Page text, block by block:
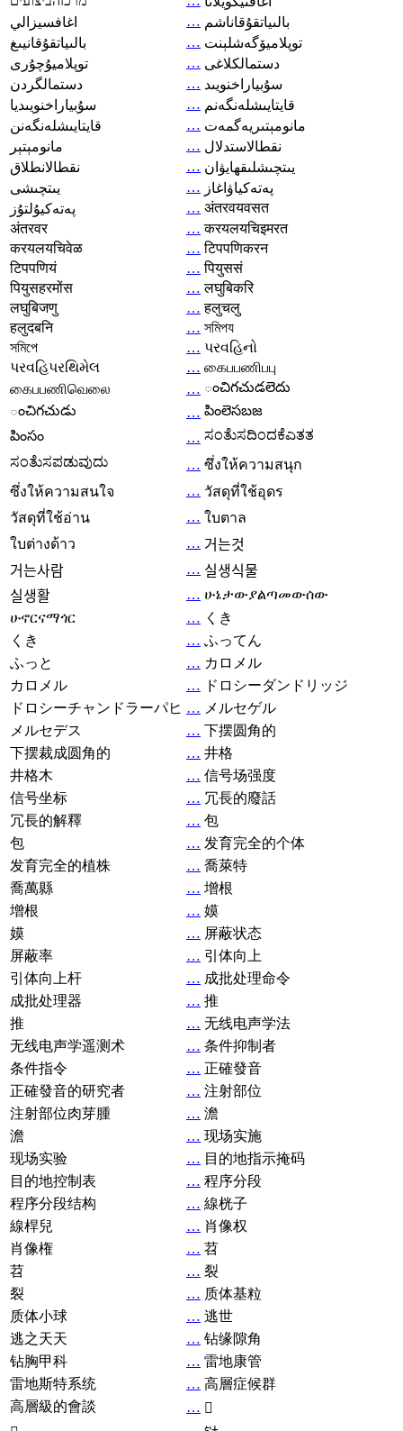
اغافسيزالي
… بالىياتقۇقاناشم
بالىياتقۇقانيىغ
… توپلاميۆگەشلېنت
توپلاميۇچۇرى
… دستمالکلاغی
دستمالگردن
… سۇبياراخنويىد
سۇبياراخنويىديا
… قايتايىشلەنگەنم
قايتايىشلەنگەنن
… مانومېتىريەگمەت
مانومېتېر
… نقطالاستدلال
نقطالانطلاق
… يىتچىشلىقھايۋان
يىتچىشى
… پەتەكياۋاغاز
پەتەكيۇلتۇز
… अंतरवयवसत
अंतरवर
… करयलयचिइमरत
करयलयचिवेळ
… टिपपणिकरन
टिपपणियं
… पियुससं
पियुसहरमोंस
… लघुबिकरि
लघुबिजणु
… हलुचलु
हलुदबनि
… সমিপয
সমিপে
… પરવહિનો
પરવહિપરથિમેલ
… கைபபணிபபு
கைபபணிவெலை
… ంచిగచుడలెదు
ంచిగచుడు
… పింలెసబజ
పింసం
… ಸಂತೆುಸದಿಂದಕೆಎತತ
ಸಂತೆುಸಪಡುವುದು
… ซึ่งให้ความสนุก
ซึ่งให้ความสนใจ
… วัสดุที่ใช้อุดร
วัสดุที่ใช้อ่าน
… ใบตาล
ใบต่างด้าว
… 거는것
거는사람
… 실생식물
실생활
… ሁኔታውያልጣመውሰው
ሁኖርናማጎር
… くき
くき
… ふってん
ふっと
… カロメル
カロメル
… ドロシーダンドリッジ
ドロシーチャンドラーパヒ … メルセゲル
メルセデス
… 下摆圆角的
下摆裁成圆角的
… 井格
井格木
… 信号场强度
信号坐标
… 冗長的廢話
冗長的解釋
… 包
包
… 发育完全的个体
发育完全的植株
… 喬萊特
喬萬縣
… 增根
增根
… 嫫
嫫
… 屏蔽状态
屏蔽率
… 引体向上
引体向上杆
… 成批处理命令
成批处理器
… 推
推
… 无线电声学法
无线电声学遥测术
… 条件抑制者
条件指令
… 正確發音
正確發音的研究者
… 注射部位
注射部位肉芽腫
… 澹
澹
… 现场实施
现场实验
… 目的地指示掩码
目的地控制表
… 程序分段
程序分段结构
… 線桄子
線桿兒
… 肖像权
肖像権
… 苕
苕
… 裂
裂
… 质体基粒
质体小球
… 逃世
逃之天天
… 钻缘隙角
钻胸甲科
… 雷地康管
雷地斯特系统
… 高層症候群
高層級的會談
… 𧘞